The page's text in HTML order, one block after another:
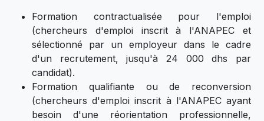
Formation contractualisée pour l'emploi
(chercheurs d'emploi inscrit à l'ANAPEC et
sélectionné par un employeur dans le cadre
d'un recrutement, jusqu'à 24 000 dhs par
candidat).
Formation qualifiante ou de reconversion
(chercheurs d'emploi inscrit à l'ANAPEC ayant
besoin d'une réorientation professionnelle,